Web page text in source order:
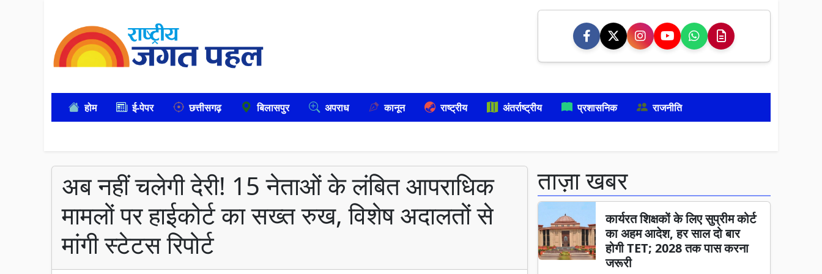
होम ई-पेपर छत्तीसगढ़ बिलासपुर अपराध कानून राष्ट्रीय अंतर्राष्ट्रीय प्रशासनिक राजनीति
अब नहीं चलेगी देरी! 15 नेताओं के लंबित आपराधिक
मामलों पर हाईकोर्ट का सख्त रुख, विशेष अदालतों से
मांगी स्टेटस रिपोर्ट
ताज़ा खबर
कार्यरत शिक्षकों के लिए सुप्रीम कोर्ट
का अहम आदेश, हर साल दो बार
होगी TET; 2028 तक पास करना
जरूरी